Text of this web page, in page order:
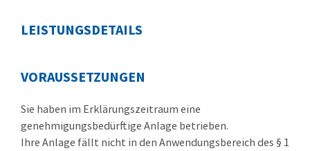
LEISTUNGSDETAILS
VORAUSSETZUNGEN
Sie haben im Erklärungszeitraum eine
genehmigungsbedürftige Anlage betrieben.
Ihre Anlage fällt nicht in den Anwendungsbereich des § 1